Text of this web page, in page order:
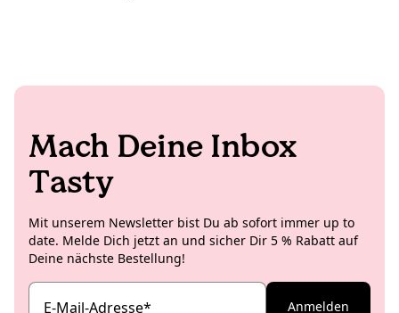
Mach Deine Inbox
Tasty
Mit unserem Newsletter bist Du ab sofort immer up to
date. Melde Dich jetzt an und sicher Dir 5 % Rabatt auf
Deine nächste Bestellung!
E-Mail-Adresse* Anmelden